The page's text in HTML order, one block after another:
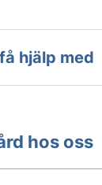
hjälp med
hos oss